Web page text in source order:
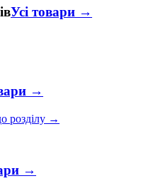
Усі товари →
→
розділу →
→